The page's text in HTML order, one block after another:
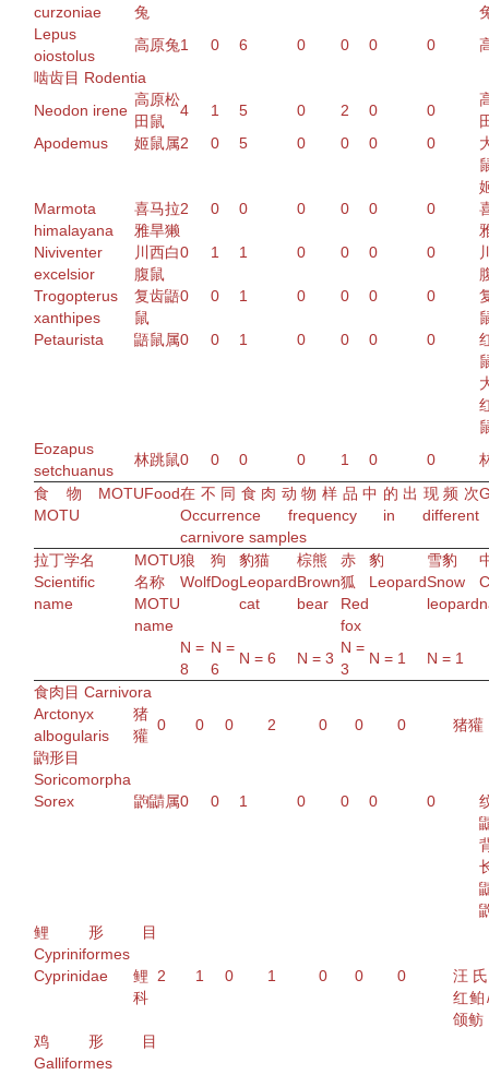
curzoniae
兔
Lepus
oiostolus
高原兔1 0 6 0 0 0 0
啮齿目 Rodentia
Neodon irene
高原松
田鼠
4 1 5 0 2 0 0
Apodemus
姬鼠属2 0 5 0 0 0 0
Marmota
himalayana
喜马拉
雅旱獭
2 0 0 0 0 0 0
Niviventer
excelsior
川西白
腹鼠
0 1 1 0 0 0 0
Trogopterus
xanthipes
复齿鼯
鼠
0 0 1 0 0 0 0
Petaurista
鼯鼠属0 0 1 0 0 0 0
Eozapus
setchuanus
林跳鼠0 0 0 0 1 0 0
食物MOTUFood
MOTU
在不同 食肉动物样品中的出现频次
Occurrence frequencyin different
carnivore samples
拉丁学名
Scientific
name
MOTU
名称
MOTU
name
狼
Wolf
狗
Dog
豹猫
Leopard
cat
棕熊
Brown
bear
赤
狐
Red
fox
豹
Leopard
雪豹
Snow
leopard
N =
8
N =
6
N = 6 N = 3
N =
3
N = 1 N = 1
食肉目 Carnivora
Arctonyx
albogularis
猪
獾
0 0 0 2 0 0 0
猪獾
鼩形目
Soricomorpha
Sorex
鼩鼱属0 0 1 0 0 0 0
鲤形目
Cypriniformes
Cyprinidae
鲤
科
2 1 0 1 0 0 0
汪
红鲌
颌鲂
鸡形目
Galliformes